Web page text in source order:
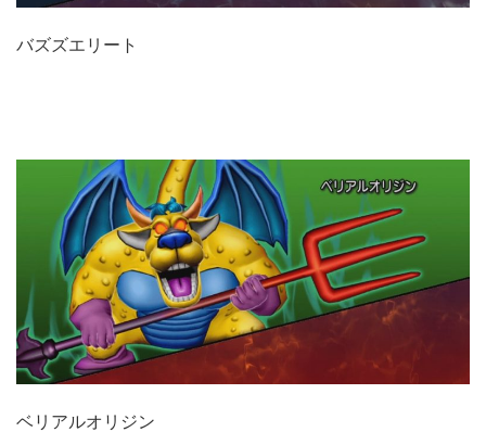
バズズエリート
ベリアルオリジン